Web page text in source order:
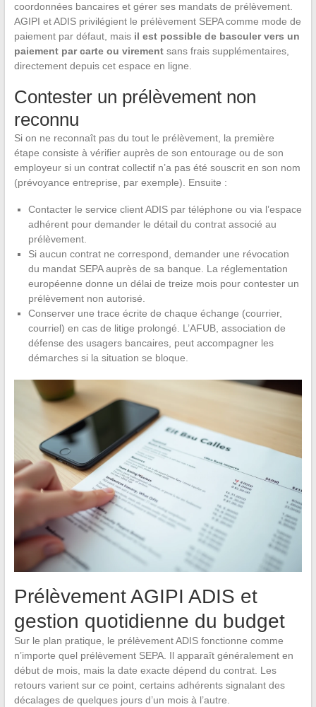
coordonnées bancaires et gérer ses mandats de prélèvement.
AGIPI et ADIS privilégient le prélèvement SEPA comme mode de
paiement par défaut, mais il est possible de basculer vers un
paiement par carte ou virementsans frais supplémentaires,
directement depuis cet espace en ligne.
Contester un prélèvement non
reconnu
Si on ne reconnaît pas du tout le prélèvement, la première
étape consiste à vérifier auprès de son entourage ou de son
employeur si un contrat collectif n’a pas été souscrit en son nom
(prévoyance entreprise, par exemple). Ensuite :
Contacter le service client ADIS par téléphone ou via l’espace
adhérent pour demander le détail du contrat associé au
prélèvement.
Si aucun contrat ne correspond, demander une révocation
du mandat SEPA auprès de sa banque. La réglementation
européenne donne un délai de treize mois pour contester un
prélèvement non autorisé.
Conserver une trace écrite de chaque échange (courrier,
courriel) en cas de litige prolongé. L’AFUB, association de
défense des usagers bancaires, peut accompagner les
démarches si la situation se bloque.
Prélèvement AGIPI ADIS et
gestion quotidienne du budget
Sur le plan pratique, le prélèvement ADIS fonctionne comme
n’importe quel prélèvement SEPA. Il apparaît généralement en
début de mois, mais la date exacte dépend du contrat. Les
retours varient sur ce point, certains adhérents signalant des
décalages de quelques jours d’un mois à l’autre.